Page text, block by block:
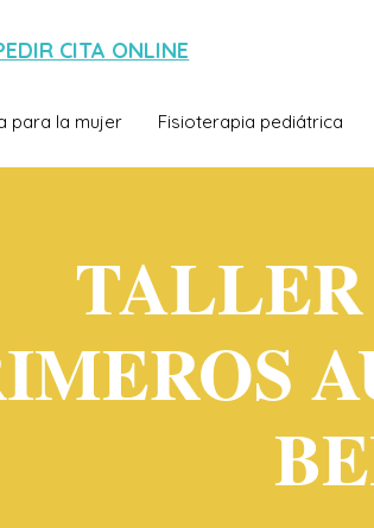
CITA ONLINE
para la mujer Fisioterapia pediátrica